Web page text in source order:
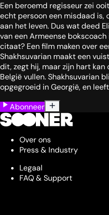
Een beroemd regisseur zei
echt persoon een misdaad
aan het leven. Dus wat deed
van een Armeense
citaat? Een film maken over
Shakhsuvarian maakt een
dit, zegt hij, maar zijn hart
België vullen. Shakhsuvarian
opgegroeid in Georgië, en leeft
Abonneer
Over ons
Press & Industry
Legaal
FAQ & Support